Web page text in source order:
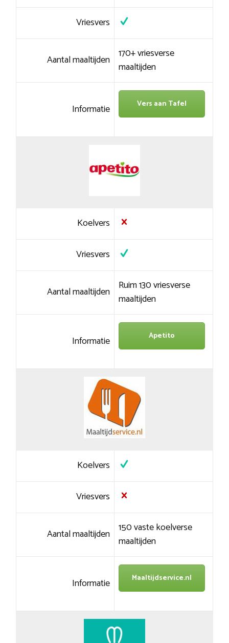
Vriesvers
Aantal maaltijden 170+ vriesverse
maaltijden
Informatie Vers aan Tafel
Koelvers
Vriesvers
Aantal maaltijden Ruim 130 vriesverse
maaltijden
Informatie Apetito
Koelvers
Vriesvers
Aantal maaltijden 150 vaste koelverse
maaltijden
Informatie Maaltijdservice.nl